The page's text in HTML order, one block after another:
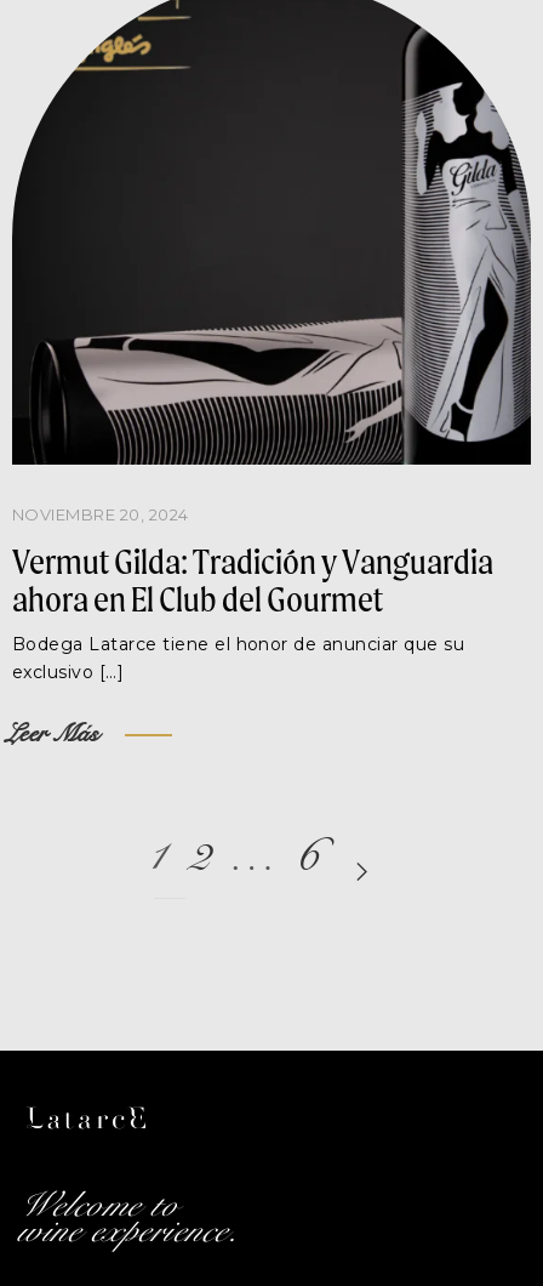
NOVIEMBRE 20, 2024
Vermut Gilda: Tradición y Vanguardia
ahora en El Club del Gourmet
Bodega Latarce tiene el honor de anunciar que su
exclusivo […]
Leer Más
1 2 … 6
Welcome to
wine experience.